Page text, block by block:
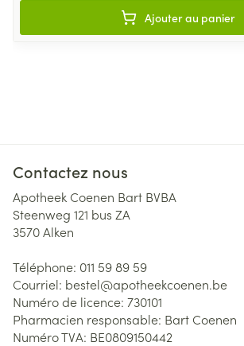
Ajouter au panier
Contactez nous
Apotheek Coenen Bart BVBA
Steenweg 121 bus ZA
3570Alken
Téléphone: 011 59 89 59
Courriel: bestel@apotheekcoenen.be
Numéro de licence: 730101
Pharmacien responsable: Bart Coenen
Numéro TVA: BE0809150442